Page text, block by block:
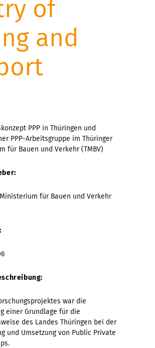
of
and
PPP in Thüringen und
PPP-Arbeitsgruppe im Thüringer
für Bauen und Verkehr (TMBV)
für Bauen und Verkehr
war die
einer Grundlage für die
des Landes Thüringen bei der
und Umsetzung von Public Private